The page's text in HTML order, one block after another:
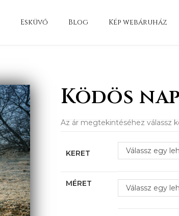
Esküvő Blog Kép webáruház
Ködös
Az ár megtekintéséhez válassz
KERET Válassz egy
MÉRET Válassz egy